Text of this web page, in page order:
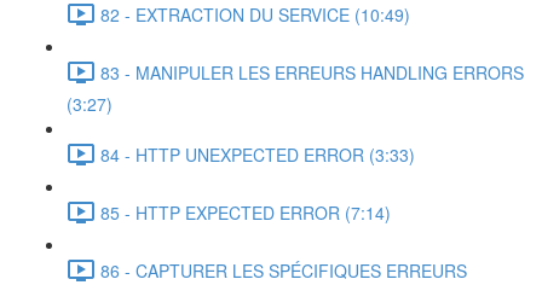
82 - EXTRACTION DU SERVICE (10:49)
83 - MANIPULER LES ERREURS HANDLING ERRORS
(3:27)
84 - HTTP UNEXPECTED ERROR (3:33)
85 - HTTP EXPECTED ERROR (7:14)
86 - CAPTURER LES SPÉCIFIQUES ERREURS